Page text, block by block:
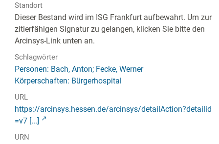
Standort
Dieser Bestand wird im ISG Frankfurt aufbewahrt. Um zur
zitierfähigen Signatur zu gelangen, klicken Sie bitte den
Arcinsys-Link unten an.
Schlagwörter
Personen: Bach, Anton; Fecke, Werner
Körperschaften: Bürgerhospital
URL
https://arcinsys.hessen.de/arcinsys/detailAction?detailid
=v7 [...]
URN